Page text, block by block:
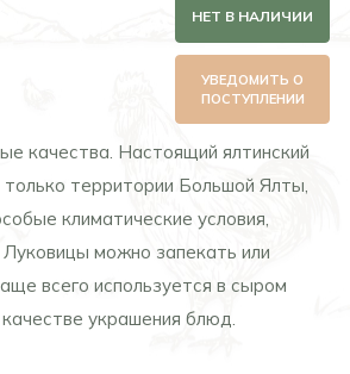
НЕТ В НАЛИЧИИ
УВЕДОМИТЬ О
ПОСТУПЛЕНИИ
качества. Настоящий ялтинский
территории Большой Ялты,
климатические условия,
можно запекать или
всего используется в сыром
украшения блюд.